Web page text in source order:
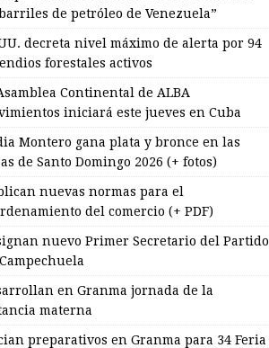
de petróleo de Venezuela”
decreta nivel máximo de alerta por 94
forestales activos
Continental de ALBA
iniciará este jueves en Cuba
Montero gana plata y bronce en las
de Santo Domingo 2026 (+ fotos)
nuevas normas para el
del comercio (+ PDF)
nuevo Primer Secretario del Partido
en Granma jornada de la
materna
preparativos en Granma para 34 Feria